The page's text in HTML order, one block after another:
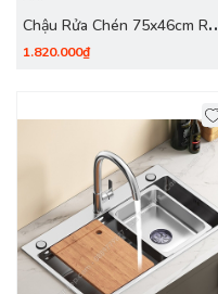
Chậu Rửa Chén 75x46cm Rổ
Thớt Dày 3.0mm - inox 304
1.820.000₫